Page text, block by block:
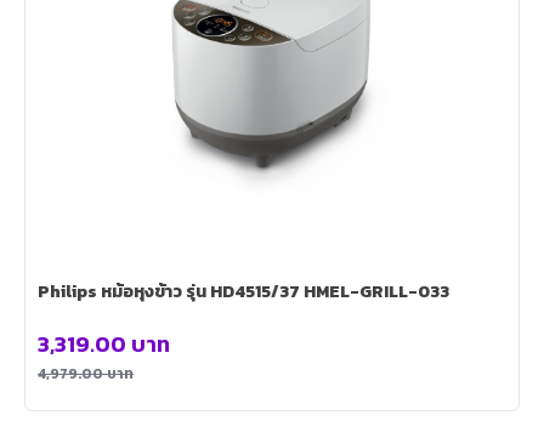
Philips หม้อหุงข้าว รุ่น HD4515/37 HMEL-GRILL-033
4,979.00บาท
3,319.00 บาท